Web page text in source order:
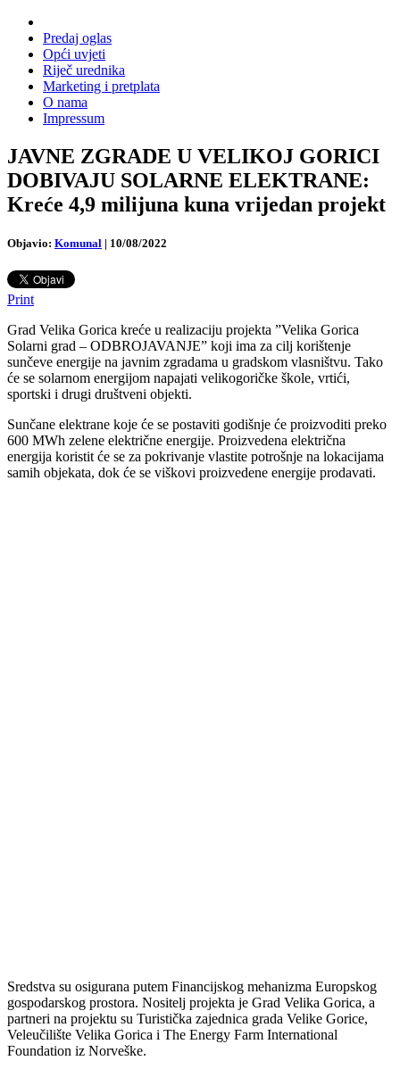
Predaj oglas
Opći uvjeti
Riječ urednika
Marketing i pretplata
O nama
Impressum
JAVNE ZGRADE U VELIKOJ GORICI
DOBIVAJU SOLARNE ELEKTRANE:
Kreće 4,9 milijuna kuna vrijedan projekt
Objavio: Komunal | 10/08/2022
Print
Grad Velika Gorica kreće u realizaciju projekta ”Velika Gorica
Solarni grad – ODBROJAVANJE” koji ima za cilj korištenje
sunčeve energije na javnim zgradama u gradskom vlasništvu. Tako
će se solarnom energijom napajati velikogoričke škole, vrtići,
sportski i drugi društveni objekti.
Sunčane elektrane koje će se postaviti godišnje će proizvoditi preko
600 MWh zelene električne energije. Proizvedena električna
energija koristit će se za pokrivanje vlastite potrošnje na lokacijama
samih objekata, dok će se viškovi proizvedene energije prodavati.
Sredstva su osigurana putem Financijskog mehanizma Europskog
gospodarskog prostora. Nositelj projekta je Grad Velika Gorica, a
partneri na projektu su Turistička zajednica grada Velike Gorice,
Veleučilište Velika Gorica i The Energy Farm International
Foundation iz Norveške.